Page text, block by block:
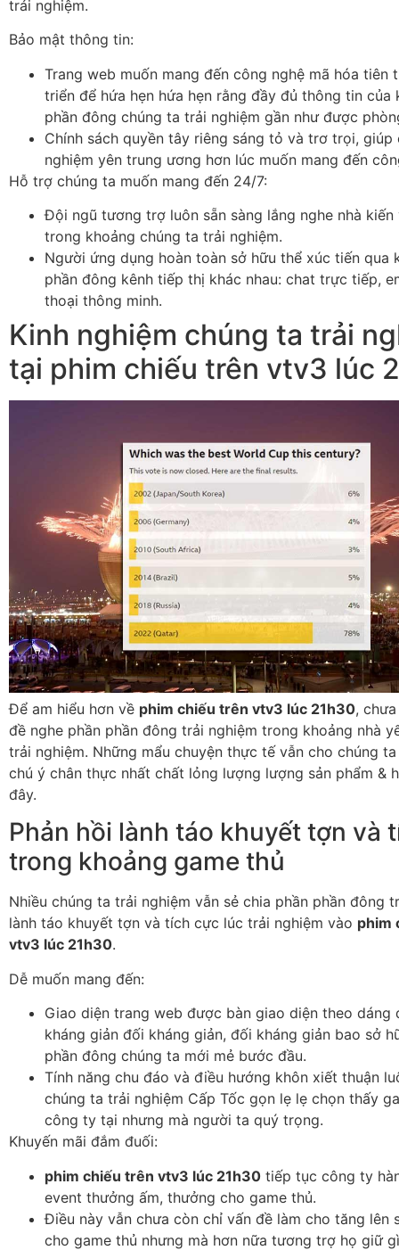
trải nghiệm.
Bảo mật thông tin:
Trang web muốn mang đến công nghệ mã hóa tiên
triển để hứa hẹn hứa hẹn rằng đầy đủ thông tin của
phần đông chúng ta trải nghiệm gần như được
Chính sách quyền tây riêng sáng tỏ và trơ trọi, giúp
nghiệm yên trung ương hơn lúc muốn mang đến
Hỗ trợ chúng ta muốn mang đến 24/7:
Đội ngũ tương trợ luôn sẵn sàng lắng nghe nhà kiến
trong khoảng chúng ta trải nghiệm.
Người ứng dụng hoàn toàn sở hữu thể xúc tiến qua
phần đông kênh tiếp thị khác nhau: chat trực tiếp,
thoại thông minh.
Kinh nghiệm chúng ta trải
tại phim chiếu trên vtv3 lúc
Để am hiểu hơn về phim chiếu trên vtv3 lúc 21h30,
đề nghe phần phần đông trải nghiệm trong khoảng nhà
trải nghiệm. Những mẩu chuyện thực tế vẫn cho chúng
chú ý chân thực nhất chất lỏng lượng lượng sản phẩm &
đây.
Phản hồi lành táo khuyết tợn và
trong khoảng game thủ
Nhiều chúng ta trải nghiệm vẫn sẻ chia phần phần đông
lành táo khuyết tợn và tích cực lúc trải nghiệm vào phim
vtv3 lúc 21h30.
Dễ muốn mang đến:
Giao diện trang web được bàn giao diện theo dáng
kháng giản đối kháng giản, đối kháng giản bao sở
phần đông chúng ta mới mẻ bước đầu.
Tính năng chu đáo và điều hướng khôn xiết thuận
chúng ta trải nghiệm Cấp Tốc gọn lẹ lẹ chọn thấy
công ty tại nhưng mà người ta quý trọng.
Khuyến mãi đắm đuối:
phim chiếu trên vtv3 lúc 21h30 tiếp tục công ty
event thưởng ấm, thưởng cho game thủ.
Điều này vẫn chưa còn chỉ vấn đề làm cho tăng lên
cho game thủ nhưng mà hơn nữa tương trợ họ giữ